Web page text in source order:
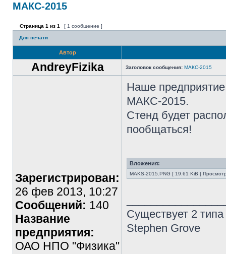
МАКС-2015
Страница 1 из 1 [ 1 сообщение ]
Для печати
Автор
AndreyFizika Заголовок сообщения: МАКС-2015
Зарегистрирован:
26 фев 2013, 10:27
Сообщений: 140
Название
предприятия:
ОАО НПО "Физика"
Наше
МАКС-2015.
Стенд будет
пообщаться!
Вложения:
MAKS-2015.PNG [ 19.61 KiB |
Существует 2
Stephen Grove